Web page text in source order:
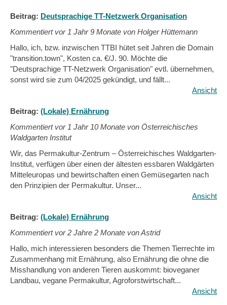
Beitrag: Deutsprachige TT-Netzwerk Organisation
Kommentiert vor 1 Jahr 9 Monate von Holger Hüttemann
Hallo, ich, bzw. inzwischen TTBI hütet seit Jahren die Domain
"transition.town", Kosten ca. €/J. 90. Möchte die
"Deutsprachige TT-Netzwerk Organisation" evtl. übernehmen,
sonst wird sie zum 04/2025 gekündigt, und fällt...
Ansicht
Beitrag: (Lokale) Ernährung
Kommentiert vor 1 Jahr 10 Monate von Österreichisches
Waldgarten Institut
Wir, das Permakultur-Zentrum – Österreichisches Waldgarten-
Institut, verfügen über einen der ältesten essbaren Waldgärten
Mitteleuropas und bewirtschaften einen Gemüsegarten nach
den Prinzipien der Permakultur. Unser...
Ansicht
Beitrag: (Lokale) Ernährung
Kommentiert vor2 Jahre 2 Monate von Astrid
Hallo, mich interessieren besonders die Themen Tierrechte im
Zusammenhang mit Ernährung, also Ernährung die ohne die
Misshandlung von anderen Tieren auskommt: bioveganer
Landbau, vegane Permakultur, Agroforstwirtschaft...
Ansicht